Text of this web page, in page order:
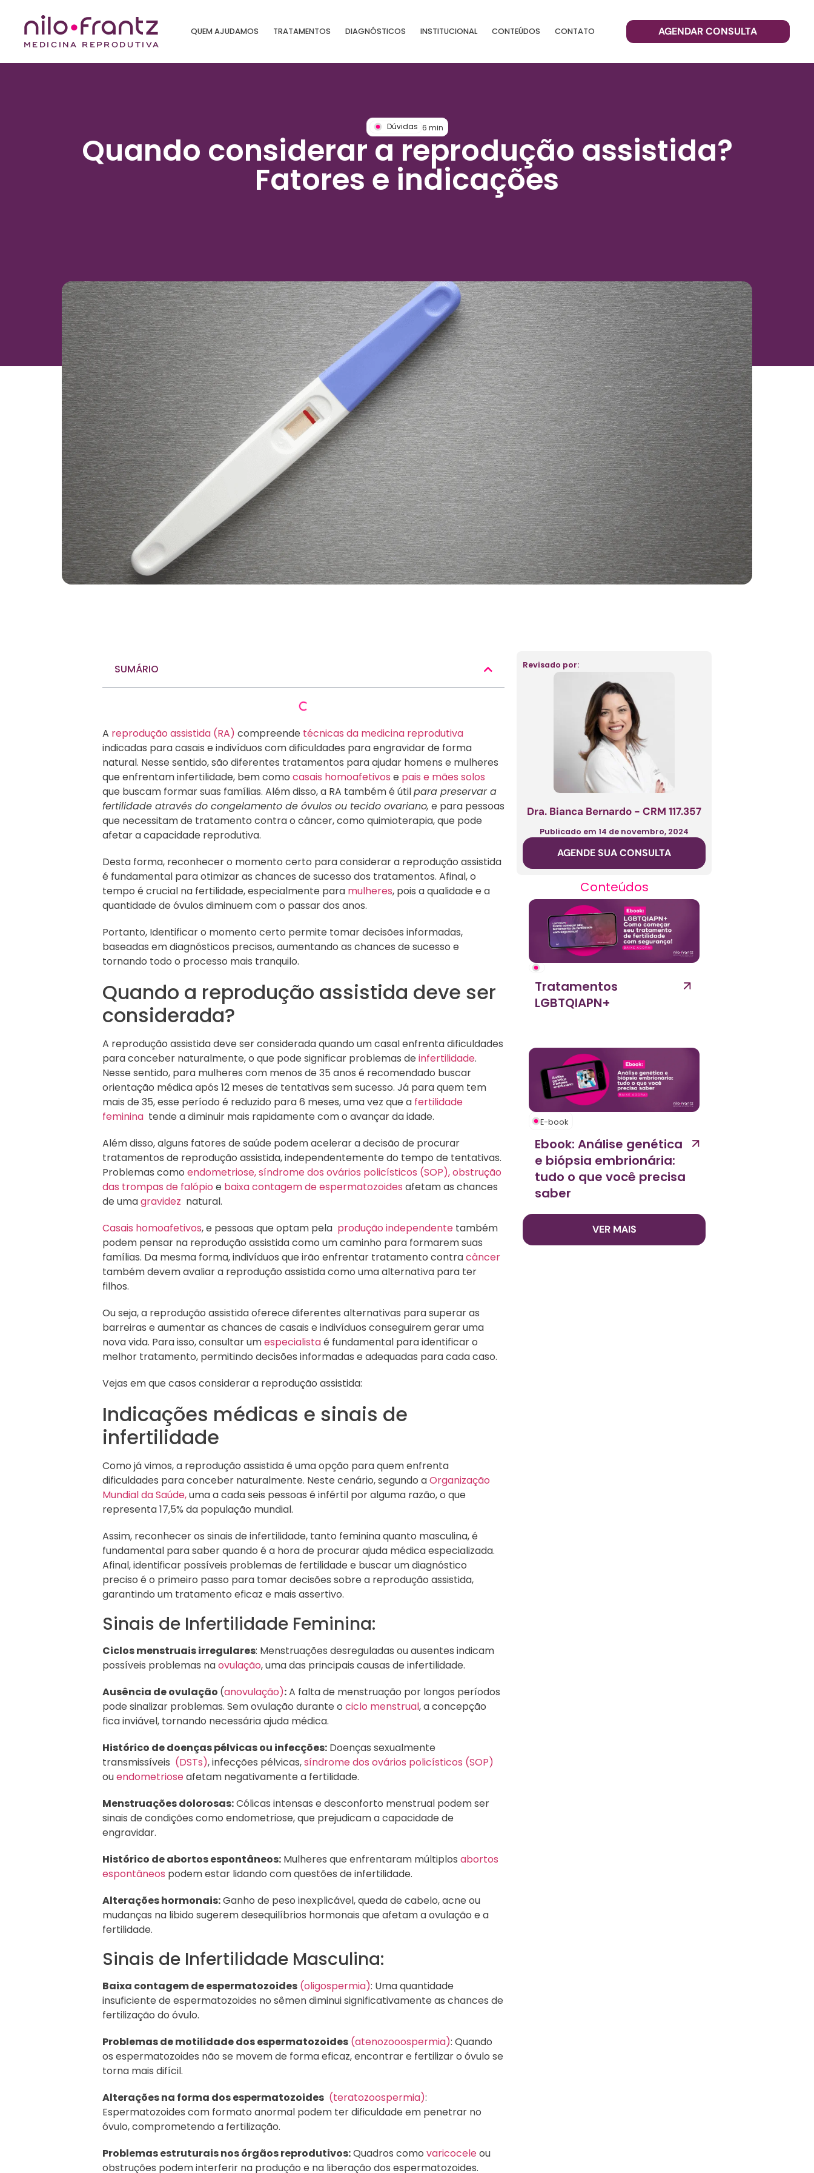
QUEM AJUDAMOS TRATAMENTOS DIAGNÓSTICOS INSTITUCIONAL CONTEÚDOS CONTATO AGENDAR CONSULTA
Dúvidas 6 min
Quando considerar a reprodução assistida?
Fatores e indicações
SUMÁRIO
A reprodução assistida (RA) compreende técnicas da medicina reprodutiva
indicadas para casais e indivíduos com dificuldades para engravidar de forma
natural. Nesse sentido, são diferentes tratamentos para ajudar homens e mulheres
que enfrentam infertilidade, bem como casais homoafetivos e pais e mães solos
que buscam formar suas famílias. Além disso, a RA também é útilpara preservar a
fertilidade através do congelamento de óvulos ou tecido ovariano, e para pessoas
que necessitam de tratamento contra o câncer, como quimioterapia, que pode
afetar a capacidade reprodutiva.
Desta forma, reconhecer o momento certo para considerar a reprodução assistida
é fundamental para otimizar as chances de sucesso dos tratamentos. Afinal, o
tempo é crucial na fertilidade, especialmente para mulheres, pois a qualidade e a
quantidade de óvulos diminuem com o passar dos anos.
Portanto, Identificar o momento certo permite tomar decisões informadas,
baseadas em diagnósticos precisos, aumentando as chances de sucesso e
tornando todo o processo mais tranquilo.
Quando a reprodução assistida deve ser
considerada?
A reprodução assistida deve ser considerada quando um casal enfrenta dificuldades
para conceber naturalmente, o que pode significar problemas deinfertilidade.
Nesse sentido, para mulheres com menos de 35 anos é recomendado buscar
orientação médica após 12 meses de tentativas sem sucesso. Já para quem tem
mais de 35, esse período é reduzido para 6 meses, uma vez que a fertilidade
feminina tende a diminuir mais rapidamente com o avançar da idade.
Além disso, alguns fatores de saúde podem acelerar a decisão de procurar
tratamentos de reprodução assistida, independentemente do tempo de tentativas.
Problemas como endometriose,síndrome dos ovários policísticos (SOP),obstrução
das trompas de falópio e baixa contagem de espermatozoides afetam as chances
de umagravidez natural.
Casais homoafetivos, e pessoas que optam pela produção independente também
podem pensar na reprodução assistida como um caminho para formarem suas
famílias. Da mesma forma, indivíduos que irão enfrentar tratamento contracâncer
também devem avaliar a reprodução assistida como uma alternativa para ter
filhos.
Ou seja, a reprodução assistida oferece diferentes alternativas para superar as
barreiras e aumentar as chances de casais e indivíduos conseguirem gerar uma
nova vida. Para isso, consultar umespecialistaé fundamental para identificar o
melhor tratamento, permitindo decisões informadas e adequadas para cada caso.
Vejas em que casos considerar a reprodução assistida:
Indicações médicas e sinais de
infertilidade
Como já vimos, a reprodução assistida é uma opção para quem enfrenta
dificuldades para conceber naturalmente. Neste cenário, segundo aOrganização
Mundial da Saúde,uma a cada seis pessoas é infértil por alguma razão, o que
representa 17,5% da população mundial.
Assim, reconhecer os sinais de infertilidade, tanto feminina quanto masculina, é
fundamental para saber quando é a hora de procurar ajuda médica especializada.
Afinal, identificar possíveis problemas de fertilidade e buscar um diagnóstico
preciso é o primeiro passo para tomar decisões sobre a reprodução assistida,
garantindo um tratamento eficaz e mais assertivo.
Sinais de Infertilidade Feminina:
Ciclos menstruais irregulares: Menstruações desreguladas ou ausentes indicam
possíveis problemas naovulação, uma das principais causas de infertilidade.
Ausência de ovulação (anovulação):A falta de menstruação por longos períodos
pode sinalizar problemas. Sem ovulação durante o ciclo menstrual, a concepção
fica inviável, tornando necessária ajuda médica.
Histórico de doenças pélvicas ou infecções: Doenças sexualmente
transmissíveis (DSTs), infecções pélvicas,síndrome dos ovários policísticos (SOP)
ouendometrioseafetam negativamente a fertilidade.
Menstruações dolorosas:Cólicas intensas e desconforto menstrual podem ser
sinais de condições como endometriose, que prejudicam a capacidade de
engravidar.
Histórico de abortos espontâneos: Mulheres que enfrentaram múltiplos abortos
espontâneos podem estar lidando com questões de infertilidade.
Alterações hormonais:Ganho de peso inexplicável, queda de cabelo, acne ou
mudanças na libido sugerem desequilíbrios hormonais que afetam a ovulação e a
fertilidade.
Sinais de Infertilidade Masculina:
Baixa contagem de espermatozoides (oligospermia): Uma quantidade
insuficiente de espermatozoides no sêmen diminui significativamente as chances de
fertilização do óvulo.
Problemas de motilidade dos espermatozoides (atenozooospermia): Quando
os espermatozoides não se movem de forma eficaz, encontrar e fertilizar o óvulo se
torna mais difícil.
Alterações na forma dos espermatozoides (teratozoospermia):
Espermatozoides com formato anormal podem ter dificuldade em penetrar no
óvulo, comprometendo a fertilização.
Problemas estruturais nos órgãos reprodutivos:Quadros como varicoceleou
obstruções podem interferir na produção e na liberação dos espermatozoides.
Revisado por:
Dra. Bianca Bernardo - CRM 117.357
Publicado em 14 de novembro, 2024
AGENDE SUA CONSULTA
Conteúdos
Tratamentos
LGBTQIAPN+
E-book
Ebook: Análise genética
e biópsia embrionária:
tudo o que você precisa
saber
VER MAIS